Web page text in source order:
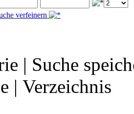
verfeinern
| Suche
| Verzeichnis